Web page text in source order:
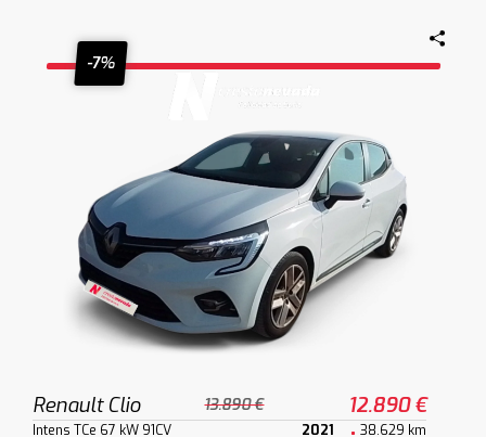
-7%
Renault Clio 13.890 € 12.890 €
Intens TCe 67 kW 91CV 2021 38.629 km